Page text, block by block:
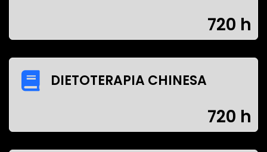
720 h
DIETOTERAPIA CHINESA
720 h